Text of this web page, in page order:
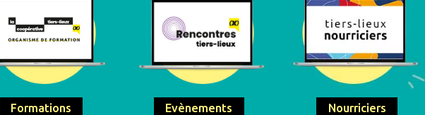
Formations Evènements Nourriciers